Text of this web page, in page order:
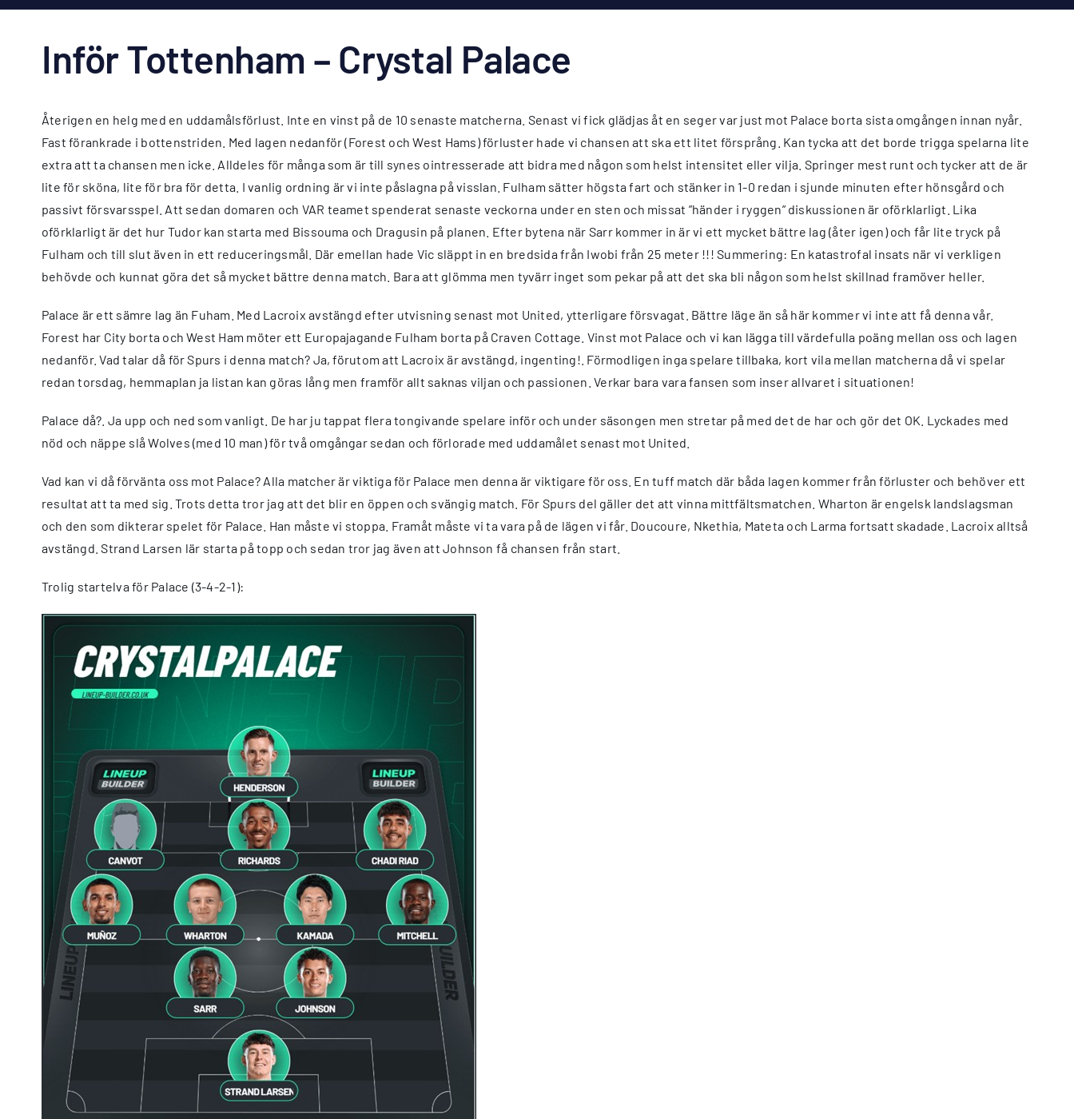
Inför Tottenham – Crystal Palace
Återigen en helg med en uddamålsförlust. Inte en vinst på de 10 senaste matcherna. Senast vi fick glädjas åt en seger var just mot Palace borta sista omgången innan nyår.
Fast förankrade i bottenstriden. Med lagen nedanför (Forest och West Hams) förluster hade vi chansen att ska ett litet försprång. Kan tycka att det borde trigga spelarna lite
extra att ta chansen men icke. Alldeles för många som är till synes ointresserade att bidra med någon som helst intensitet eller vilja. Springer mest runt och tycker att de är
lite för sköna, lite för bra för detta. I vanlig ordning är vi inte påslagna på visslan. Fulham sätter högsta fart och stänker in 1-0 redan i sjunde minuten efter hönsgård och
passivt försvarsspel. Att sedan domaren och VAR teamet spenderat senaste veckorna under en sten och missat ”händer i ryggen” diskussionen är oförklarligt. Lika
oförklarligt är det hur Tudor kan starta med Bissouma och Dragusin på planen. Efter bytena när Sarr kommer in är vi ett mycket bättre lag (åter igen) och får lite tryck på
Fulham och till slut även in ett reduceringsmål. Där emellan hade Vic släppt in en bredsida från Iwobi från 25 meter !!! Summering: En katastrofal insats när vi verkligen
behövde och kunnat göra det så mycket bättre denna match. Bara att glömma men tyvärr inget som pekar på att det ska bli någon som helst skillnad framöver heller.
Palace är ett sämre lag än Fuham. Med Lacroix avstängd efter utvisning senast mot United, ytterligare försvagat. Bättre läge än så här kommer vi inte att få denna vår.
Forest har City borta och West Ham möter ett Europajagande Fulham borta på Craven Cottage. Vinst mot Palace och vi kan lägga till värdefulla poäng mellan oss och lagen
nedanför. Vad talar då för Spurs i denna match? Ja, förutom att Lacroix är avstängd, ingenting!. Förmodligen inga spelare tillbaka, kort vila mellan matcherna då vi spelar
redan torsdag, hemmaplan ja listan kan göras lång men framför allt saknas viljan och passionen. Verkar bara vara fansen som inser allvaret i situationen!
Palace då?. Ja upp och ned som vanligt. De har ju tappat flera tongivande spelare inför och under säsongen men stretar på med det de har och gör det OK. Lyckades med
nöd och näppe slå Wolves (med 10 man) för två omgångar sedan och förlorade med uddamålet senast mot United.
Vad kan vi då förvänta oss mot Palace? Alla matcher är viktiga för Palace men denna är viktigare för oss. En tuff match där båda lagen kommer från förluster och behöver ett
resultat att ta med sig. Trots detta tror jag att det blir en öppen och svängig match. För Spurs del gäller det att vinna mittfältsmatchen. Wharton är engelsk landslagsman
och den som dikterar spelet för Palace. Han måste vi stoppa. Framåt måste vi ta vara på de lägen vi får. Doucoure, Nkethia, Mateta och Larma fortsatt skadade. Lacroix alltså
avstängd. Strand Larsen lär starta på topp och sedan tror jag även att Johnson få chansen från start.
Trolig startelva för Palace (3-4-2-1):